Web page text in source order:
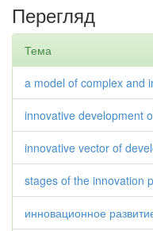
Перегляд
Тема
a model of complex and
innovative development
innovative vector of
stages of the innovation
инновационное